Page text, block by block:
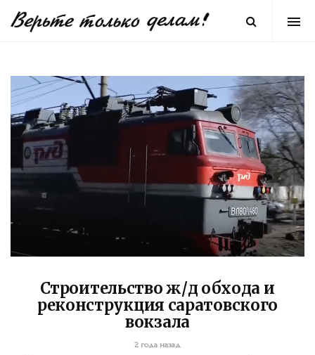
Строительство ж/д обхода и
реконструкция саратовского
вокзала
2 года назад